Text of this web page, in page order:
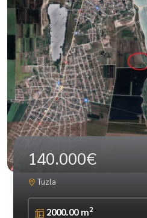
140.000€
Tuzla
2000.00 m2